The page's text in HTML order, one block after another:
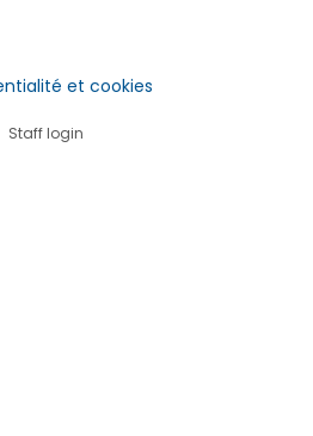
et cookies
Staff login